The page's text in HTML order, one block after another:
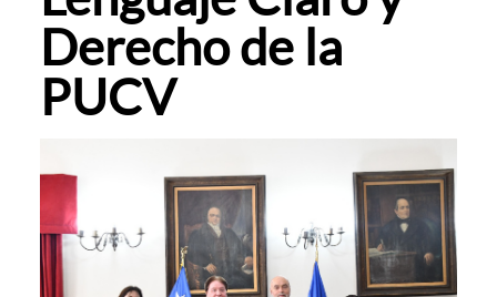
Vinculación con el Medio y Alumni
Derecho de la
PUCV